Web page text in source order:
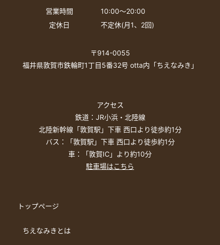
営業時間
10:00〜20:00
定休日
不定休(月1、2回)
〒914-0055
福井県敦賀市鉄輪町1丁目5番32号 otta内「ちえなみき」
アクセス
鉄道：JR小浜・北陸線
北陸新幹線「敦賀駅」下車 西口より徒歩約1分
バス：「敦賀駅」下車 西口より徒歩約1分
車：「敦賀IC」より約10分
駐車場はこちら
トップページ
ちえなみきとは